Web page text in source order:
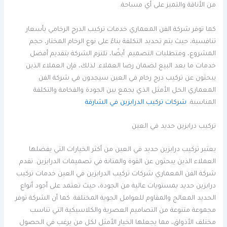
من الأناقة والتميز على أي مساحة.
كما توفر شركة الفن المعماري خدمات تركيب الدرج الرخامي بأسعار
تنافسية، حيث يتم تحديد التكلفة بناءً على نوع الرخام المختار، حجم
المشروع، ومتطلبات التصميم. أيضًا، تلتزم الشركة بتقديم أفضل
خدمات ما بعد البيع لضمان رضا العملاء. لذلك، فإن العملاء الذين
يبحثون عن تركيب درج رخام في العين سيجدون في شركة الفن
المعماري الحل الأمثل الذي يجمع بين الجودة والفخامة والتكلفة
المناسبة. شركات تركيب الدرابزين في الشارقة
تركيب درابزين حديد في العين
يعتبر تركيب درابزين حديد في العين من أكثر الخيارات التي يفضلها
العملاء الذين يبحثون عن القوة والمتانة في تصميمات الدرابزين. تقدم
شركة الفن المعماري شركات تركيب الدرابزين في العين خدمات تركيب
درابزين حديد بمستويات عالية من الجودة، حيث تعتمد على أجود أنواع
الحديد المعالج والمقاوم للعوامل الجوية المختلفة. كما أن الشركة توفر
مجموعة متنوعة من التصاميم العصرية والكلاسيكية التي تناسب
مختلف الأذواق، مما يجعلها الخيار الأمثل لكل من يرغب في الحصول